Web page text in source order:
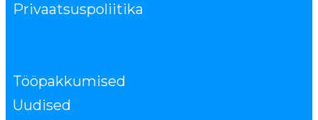
Privaatsuspoliitika
Tööpakkumised
Uudised